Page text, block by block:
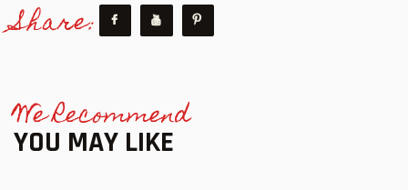
FÖRBUNDET
Share:
We Recommend
YOU MAY LIKE